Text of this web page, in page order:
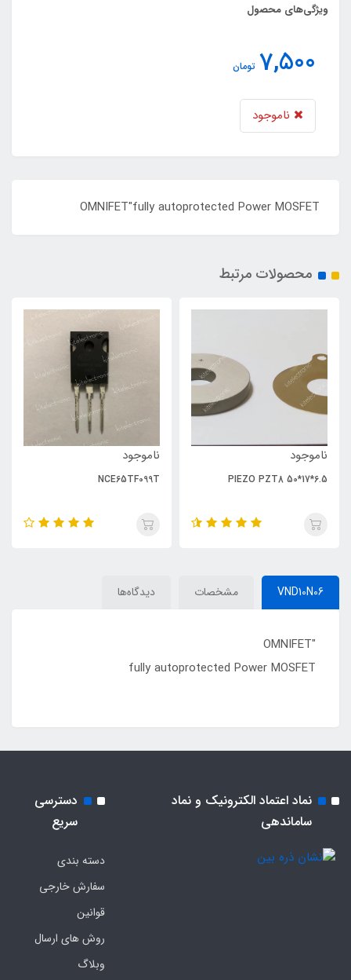
ویژگی‌های محصول
7,500 تومان
ناموجود
OMNIFET"fully autoprotected Power MOSFET
محصولات مرتبط
ناموجود
PIEZO PZT8 50*17*6.5
ناموجود
NCE65TF099T
VND10N06 مشخصات دیدگاه‌ها
OMNIFET"
fully autoprotected Power MOSFET
نماد اعتماد الکترونیک و نماد
ساماندهی
دسترسی
سریع
دسته بندی
سفارش خارجی
قوانین
روش های ارسال
وبلاگ